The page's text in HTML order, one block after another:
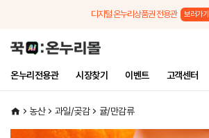
디지털 온누리상품권 전용관 보러가기
온누리전용관 시장찾기 이벤트 고객센터
농산 과일/곶감 귤/만감류